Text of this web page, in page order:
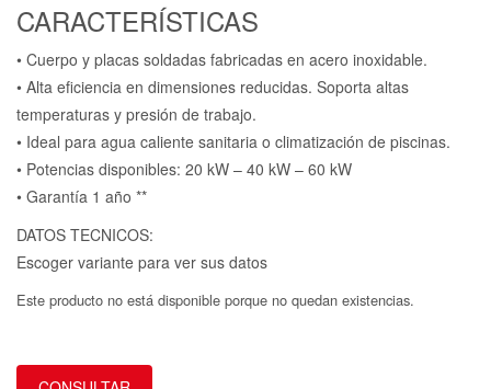
CARACTERÍSTICAS
• Cuerpo y placas soldadas fabricadas en acero inoxidable.
• Alta eficiencia en dimensiones reducidas. Soporta altas
temperaturas y presión de trabajo.
• Ideal para agua caliente sanitaria o climatización de piscinas.
• Potencias disponibles: 20 kW – 40 kW – 60 kW
• Garantía 1 año **
DATOS TECNICOS:
Escoger variante para ver sus datos
Este producto no está disponible porque no quedan existencias.